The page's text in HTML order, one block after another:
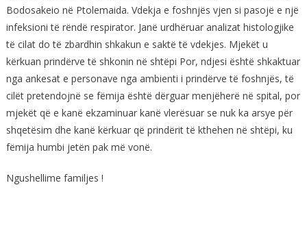
Bodosakeio në Ptolemaida. Vdekja e foshnjës vjen si pasojë e një
infeksioni të rëndë respirator. Janë urdhëruar analizat histologjike
të cilat do të zbardhin shkakun e saktë të vdekjes. Mjekët u
kërkuan prindërve të shkonin në shtëpi Por, ndjesi është shkaktuar
nga ankesat e personave nga ambienti i prindërve të foshnjës, të
cilët pretendojnë se fëmija është dërguar menjëherë në spital, por
mjekët që e kanë ekzaminuar kanë vlerësuar se nuk ka arsye për
shqetësim dhe kanë kërkuar që prindërit të kthehen në shtëpi, ku
fëmija humbi jetën pak më vonë.
Ngushellime familjes !